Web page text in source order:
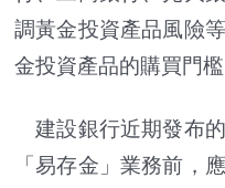
調黃金投資產品風險
金投資產品的購買門檻
建設銀行近期發布
「易存金」業務前，